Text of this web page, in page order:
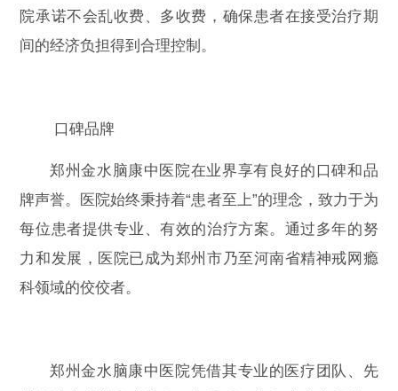
院承诺不会乱收费、多收费，确保患者在接受治疗期
间的经济负担得到合理控制。
口碑品牌
郑州金水脑康中医院在业界享有良好的口碑和品
牌声誉。医院始终秉持着“患者至上”的理念，致力于为
每位患者提供专业、有效的治疗方案。通过多年的努
力和发展，医院已成为郑州市乃至河南省精神戒网瘾
科领域的佼佼者。
郑州金水脑康中医院凭借其专业的医疗团队、先